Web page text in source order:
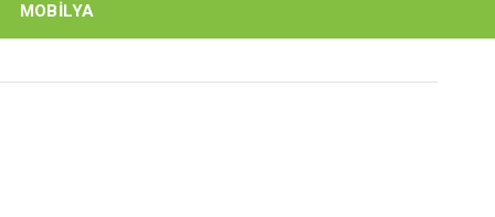
MOBİLYA